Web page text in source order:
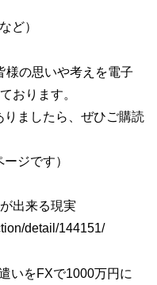
ど）
様の思いや考えを電子
おります。
ましたら、ぜひご購読
ジです）
出来る現実
detail/144151/
いをFXで1000万円に